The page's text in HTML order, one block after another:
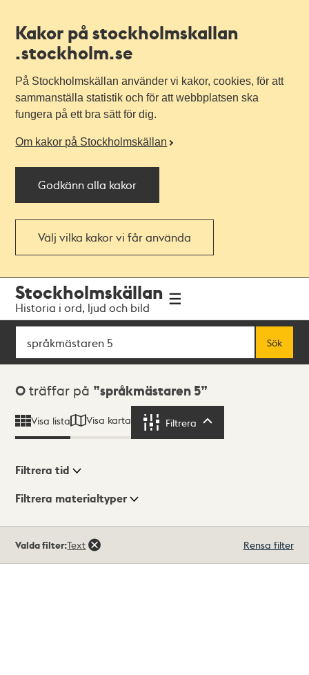
Kakor på stockholmskallan
.stockholm.se
På Stockholmskällan använder vi kakor, cookies, för att
sammanställa statistik och för att webbplatsen ska
fungera på ett bra sätt för dig.
Om kakor på Stockholmskällan
Godkänn alla kakor
Välj vilka kakor vi får använda
navigationen
huvudinnehållet
Stockholmskällan
Historia i ord, ljud och bild
Sök
Sök
Sökresultat
0 träffar på språkmästaren 5
Visa lista Visa karta Filtrera
Visningsläge
Filtrera tid
Filtrera materialtyper
träffar
Valda filter:Text Rensa filter